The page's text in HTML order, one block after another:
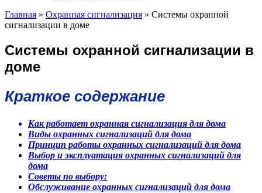
Главная » Охранная сигнализация » Системы охранной
сигнализации в доме
Системы охранной сигнализации в
доме
Краткое содержание
Как работает охранная сигнализация для дома
Виды охранных сигнализаций для дома
Принцип работы охранных сигнализаций для дома
Выбор и эксплуатация охранных сигнализаций для
дома
Советы по выбору:
Обслуживание охранных сигнализаций для дома